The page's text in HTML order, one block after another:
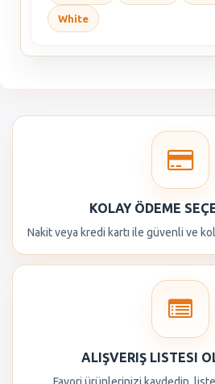
White
KOLAY ÖDEME
Nakit veya kredi kartı ile güvenli ve
ALIŞVERIŞ LISTESI